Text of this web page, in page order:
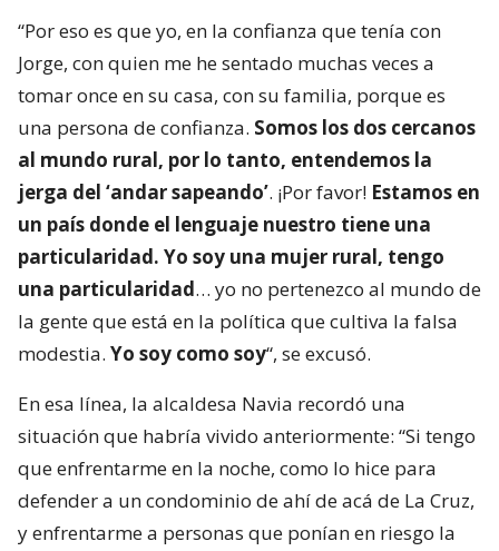
“Por eso es que yo, en la confianza que tenía con
Jorge, con quien me he sentado muchas veces a
tomar once en su casa, con su familia, porque es
una persona de confianza. Somos los dos cercanos
al mundo rural, por lo tanto, entendemos la
jerga del ‘andar sapeando’. ¡Por favor! Estamos en
un país donde el lenguaje nuestro tiene una
particularidad. Yo soy una mujer rural, tengo
una particularidad… yo no pertenezco al mundo de
la gente que está en la política que cultiva la falsa
modestia. Yo soy como soy“, se excusó.
En esa línea, la alcaldesa Navia recordó una
situación que habría vivido anteriormente: “Si tengo
que enfrentarme en la noche, como lo hice para
defender a un condominio de ahí de acá de La Cruz,
y enfrentarme a personas que ponían en riesgo la